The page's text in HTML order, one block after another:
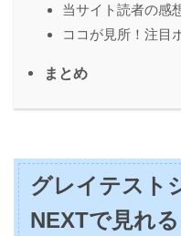
当サイト読者の感
ココが見所！注目
まとめ
グレイテスト
NEXTで見れる